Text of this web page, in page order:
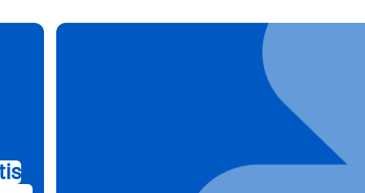
Español
KRW - Won Da Coréia Do Sul
Dólar De Singapura TWD - Novo Dólar Taiwanês